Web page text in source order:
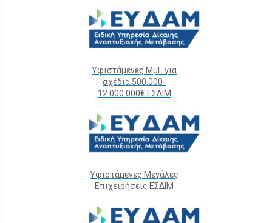
Υφιστάμενες ΜμΕ για
σχέδια 500.000-
12.000.000€ ΕΣΔΙΜ
Υφιστάμενες Μεγάλες
Επιχειρήσεις ΕΣΔΙΜ